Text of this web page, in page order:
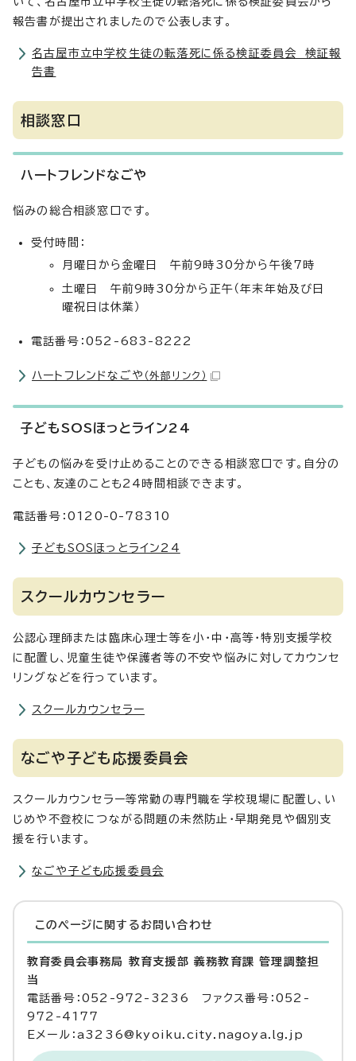
報告書が提出されましたので公表します。
名古屋市立中学校生徒の転落死に係る検証委員会 検証報
告書
相談窓口
ハートフレンドなごや
悩みの総合相談窓口です。
受付時間：
月曜日から金曜日 午前9時30分から午後7時
土曜日 午前9時30分から正午（年末年始及び日
曜祝日は休業）
電話番号：052-683-8222
ハートフレンドなごや （外部リンク）
子どもSOSほっとライン24
子どもの悩みを受け止めることのできる相談窓口です。自分の
ことも、友達のことも24時間相談できます。
電話番号：0120-0-78310
子どもSOSほっとライン24
スクールカウンセラー
公認心理師または臨床心理士等を小・中・高等・特別支援学校
に配置し、児童生徒や保護者等の不安や悩みに対してカウンセ
リングなどを行っています。
スクールカウンセラー
なごや子ども応援委員会
スクールカウンセラー等常勤の専門職を学校現場に配置し、い
じめや不登校につながる問題の未然防止・早期発見や個別支
援を行います。
なごや子ども応援委員会
このページに関する お問い合わせ
教育委員会事務局 教育支援部 義務教育課 管理調整担
当
電話番号：052-972-3236 ファクス番号：052-
972-4177
Eメール：a3236@kyoiku.city.nagoya.lg.jp